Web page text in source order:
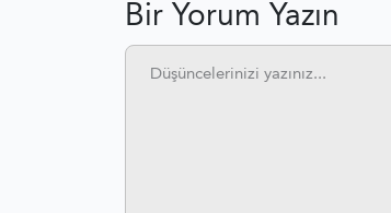
Bir Yorum Yazın